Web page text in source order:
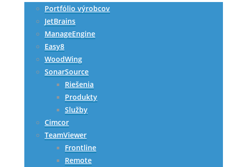
Portfólio výrobcov
JetBrains
ManageEngine
Easy8
WoodWing
SonarSource
Riešenia
Produkty
Služby
Cimcor
TeamViewer
Frontline
Remote